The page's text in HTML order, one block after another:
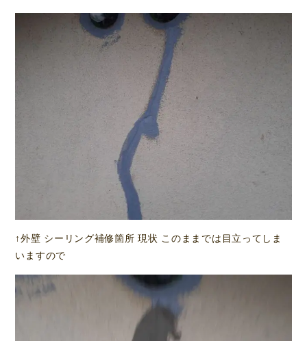
↑外壁 シーリング補修箇所 現状 このままでは目立ってしま
いますので